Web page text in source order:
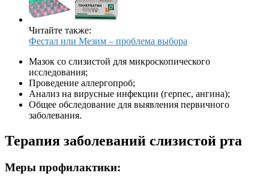
Читайте также:
Фестал или Мезим – проблема выбора
Мазок со слизистой для микроскопического
исследования;
Проведение аллергопроб;
Анализ на вирусные инфекции (герпес, ангина);
Общее обследование для выявления первичного
заболевания.
Терапия заболеваний слизистой рта
Меры профилактики: